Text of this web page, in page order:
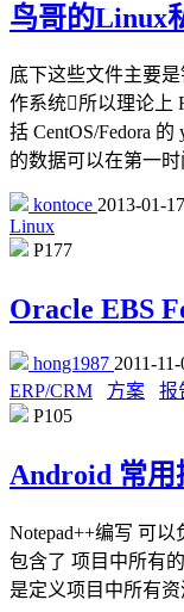
鸟哥的Linux
底下这些文件主要
作系统所以理论上
括 CentOS/Fedora
的数据可以在第一时
kontoce 2013-01-17
Linux
P177
Oracle EBS
hong1987 2011-
ERP/CRM
方案 报
P105
Android 常用
Notepad++编写 可
包含了 项目中所有
是定义项目中所有资